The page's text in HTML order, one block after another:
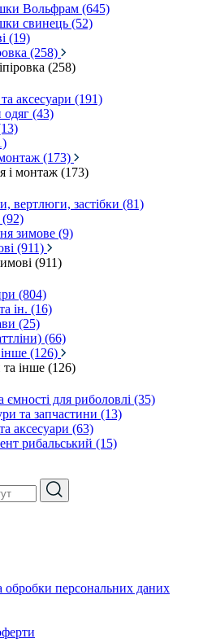
Вольфрам (645)
свинець (52)
(19)
(258)
(258)
аксесуари (191)
одяг (43)
(173)
і монтаж (173)
вертлюги, застібки (81)
(92)
зимове (9)
(911)
(911)
(804)
ін. (16)
(25)
(66)
(126)
інше (126)
ємності для риболовлі (35)
та запчастини (13)
аксесуари (63)
рибальський (15)
обробки персональних даних